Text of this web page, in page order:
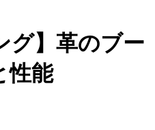
グ】革のブー
性能